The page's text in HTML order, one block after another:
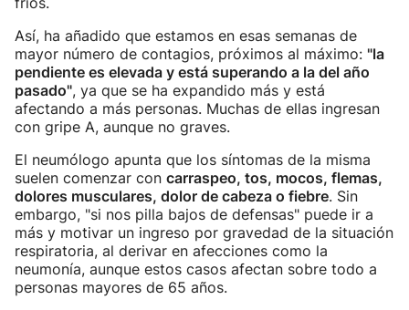
Así, ha añadido que estamos en esas semanas de
mayor número de contagios, próximos al máximo: "la
pendiente es elevada y está superando a la del año
pasado", ya que se ha expandido más y está
afectando a más personas. Muchas de ellas ingresan
con gripe A, aunque no graves.
El neumólogo apunta que los síntomas de la misma
suelen comenzar con carraspeo, tos, mocos, flemas,
dolores musculares, dolor de cabeza o fiebre. Sin
embargo, "si nos pilla bajos de defensas" puede ir a
más y motivar un ingreso por gravedad de la situación
respiratoria, al derivar en afecciones como la
neumonía, aunque estos casos afectan sobre todo a
personas mayores de 65 años.